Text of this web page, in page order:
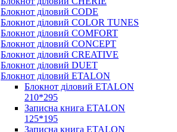
Блокнот діловий CODE
Блокнот діловий COLOR TUNES
Блокнот діловий COMFORT
Блокнот діловий CONCEPT
Блокнот діловий CREATIVE
Блокнот діловий DUET
Блокнот діловий ETALON
Блокнот діловий ETALON
210*295
Записна книга ETALON
125*195
Записна книга ETALON